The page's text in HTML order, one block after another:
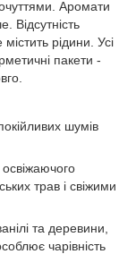
Аромати
Відсутність
рідини. Усі
пакети -
шумів
трав і свіжими
та деревини,
чарівність